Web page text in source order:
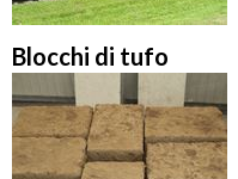
Blocchi di tufo